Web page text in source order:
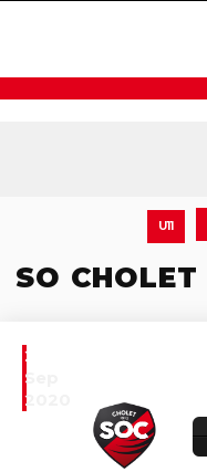
U11
SO
26
Sep
2020